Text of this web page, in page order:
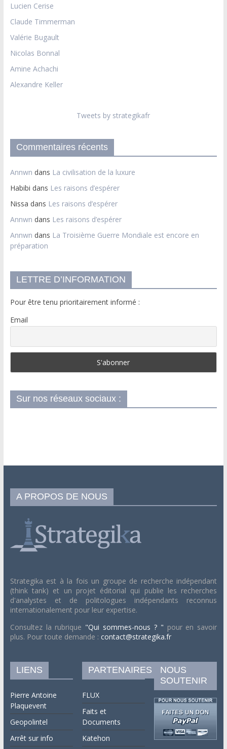
Lucien Cerise
Claude Timmerman
Valérie Bugault
Nicolas Bonnal
Amine Achachi
Alexandre Keller
Tweets by strategikafr
Commentaires récents
Annwn dans La civilisation de la luxure
Habibi dans Les raisons d’espérer
Nissa dans Les raisons d’espérer
Annwn dans Les raisons d’espérer
Annwn dans La Troisième Guerre Mondiale est encore en
préparation
LETTRE D’INFORMATION
Pour être tenu prioritairement informé :
Email
Sur nos réseaux sociaux :
A PROPOS DE NOUS
Strategika est à la fois un groupe de recherche indépendant
(think tank) et un projet éditorial qui publie les recherches
d'analystes et de politologues indépendants reconnus
internationalement pour leur expertise.
Consultez la rubrique "Qui sommes-nous ? " pour en savoir
plus. Pour toute demande : contact@strategika.fr
LIENS
Pierre Antoine
Plaquevent
Geopolintel
Arrêt sur info
PARTENAIRES
FLUX
Faits et
Documents
Katehon
NOUS
SOUTENIR